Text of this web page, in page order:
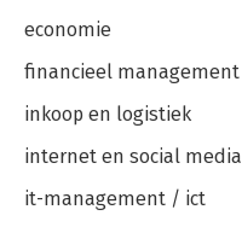
economie
financieel management
inkoop en logistiek
internet en social media
it-management / ict